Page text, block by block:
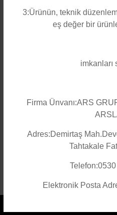
Mıklatısı Sayesinde Metal
Çift Taraflı Bant Sayesinde Dolap
3:Ürünün, teknik
eş değer bir
imkanları
Firma Ünvanı:ARS
Adres:Demirtaş
Tahtakale
Elektronik Posta